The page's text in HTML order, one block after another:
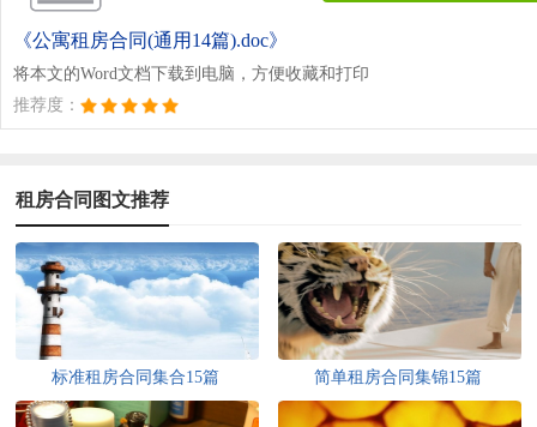
《公寓租房合同(通用14篇).doc》
将本文的Word文档下载到电脑，方便收藏和打印
推荐度：
租房合同图文推荐
标准租房合同集合15篇 简单租房合同集锦15篇